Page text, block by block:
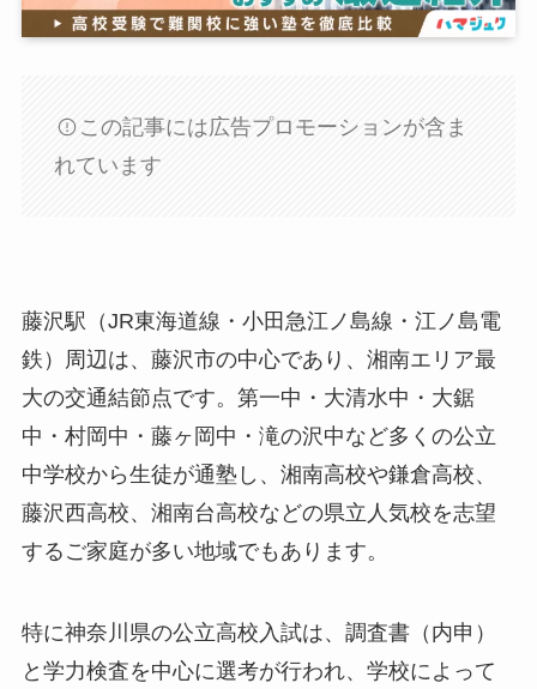
この記事には広告プロモーションが含ま
れています
藤沢駅（JR東海道線・小田急江ノ島線・江ノ島電
鉄）周辺は、藤沢市の中心であり、湘南エリア最
大の交通結節点です。第一中・大清水中・大鋸
中・村岡中・藤ヶ岡中・滝の沢中など多くの公立
中学校から生徒が通塾し、湘南高校や鎌倉高校、
藤沢西高校、湘南台高校などの県立人気校を志望
するご家庭が多い地域でもあります。
特に神奈川県の公立高校入試は、調査書（内申）
と学力検査を中心に選考が行われ、学校によって